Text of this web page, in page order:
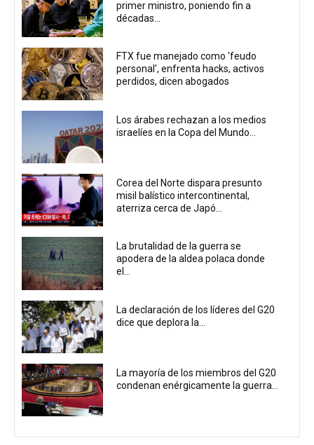
primer ministro, poniendo fin a
décadas...
FTX fue manejado como 'feudo
personal', enfrenta hacks, activos
perdidos, dicen abogados
Los árabes rechazan a los medios
israelíes en la Copa del Mundo...
Corea del Norte dispara presunto
misil balístico intercontinental,
aterriza cerca de Japó...
La brutalidad de la guerra se
apodera de la aldea polaca donde
el...
La declaración de los líderes del G20
dice que deplora la...
La mayoría de los miembros del G20
condenan enérgicamente la guerra...